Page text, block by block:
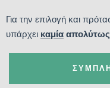
Για την επιλογή και
υπάρχει καμία απολύτως